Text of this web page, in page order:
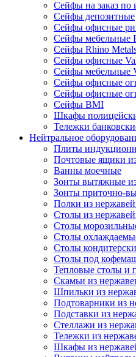
Сейфы на заказ по
Сейфы депозитные
Сейфы офисные
Сейфы мебельные
Сейфы Rhino
Сейфы офисные
Сейфы мебельные
Сейфы офисные
Сейфы офисные
Сейфы ВМI
Шкафы
Тележки
Нейтральное
Плиты
Почтовые ящики
Ванны моечные
Зонты вытяжные
Зонты приточно-
Полки из
Столы из
Столы
Столы
Столы
Столы под
Тепловые столы и
Скамьи из
Шпильки из
Подтоварники из
Подставки из
Стеллажи из
Тележки из
Шкафы из